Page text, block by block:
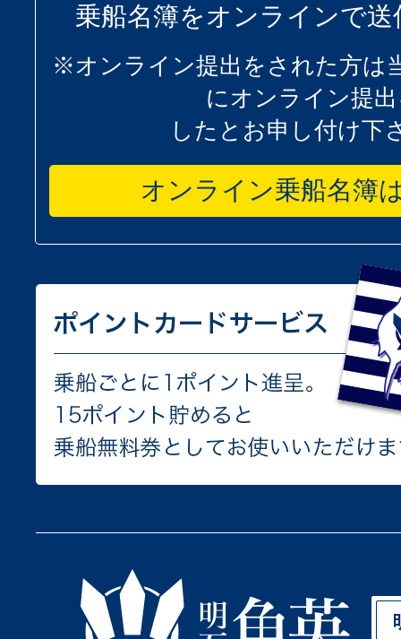
乗船名簿をオンラインで
※オンライン提出をされた方は
にオンライン提
したとお申し付け下
オンライン乗船名簿